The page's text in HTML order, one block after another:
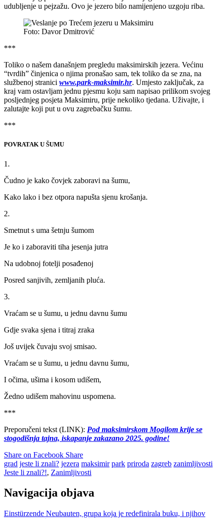
udubljenje u pejzažu. Ovo je jezero bilo namijenjeno uzgoju riba.
Foto: Davor Dmitrović
***
Toliko o našem današnjem pregledu maksimirskih jezera. Većinu
“tvrdih” činjenica o njima pronašao sam, tek toliko da se zna, na
službenoj stranici www.park-maksimir.hr. Umjesto zaključak, za
kraj vam ostavljam jednu pjesmu koju sam napisao prilikom svojeg
posljednjeg posjeta Maksimiru, prije nekoliko tjedana. Uživajte, i
zalutajte koji put u ovu zagrebačku šumu.
***
POVRATAK U ŠUMU
1.
Čudno je kako čovjek zaboravi na šumu,
Kako lako i bez otpora napušta sjenu krošanja.
2.
Smetnut s uma šetnju šumom
Je ko i zaboraviti tiha jesenja jutra
Na udobnoj fotelji posađenoj
Posred sanjivih, zemljanih pluća.
3.
Vraćam se u šumu, u jednu davnu šumu
Gdje svaka sjena i titraj zraka
Još uvijek čuvaju svoj smisao.
Vraćam se u šumu, u jednu davnu šumu,
I očima, ušima i kosom udišem,
Žedno udišem mahovinu uspomena.
***
Preporučeni tekst (LINK): Pod maksimirskom Mogilom krije se
stogodišnja tajna, iskapanje zakazano 2025. godine!
Share on Facebook Share
grad jeste li znali? jezera maksimir park priroda zagreb zanimljivosti
Jeste li znali?!, Zanimljivosti
Navigacija objava
Einstürzende Neubauten, grupa koja je redefinirala buku, i njihov